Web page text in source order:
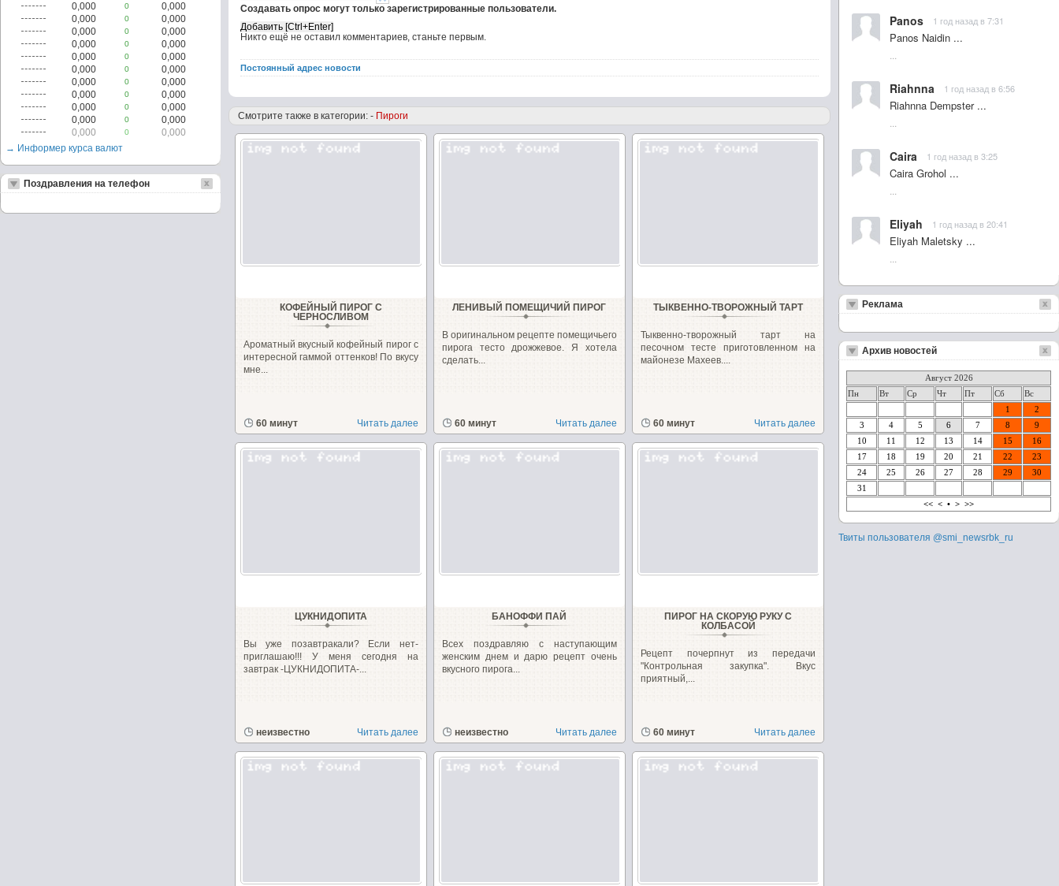
Создавать опрос могут только зарегистрированные пользователи.
Никто ещё не оставил комментариев, станьте первым.
Постоянный адрес новости
Смотрите также в категории: - Пироги
КОФЕЙНЫЙ ПИРОГ С
ЧЕРНОСЛИВОМ
Ароматный вкусный кофейный пирог с
интересной гаммой оттенков! По вкусу
мне...
60 минут Читать далее
ЛЕНИВЫЙ ПОМЕЩИЧИЙ ПИРОГ
В оригинальном рецепте помещичьего
пирога тесто дрожжевое. Я хотела
сделать...
60 минут Читать далее
ТЫКВЕННО-ТВОРОЖНЫЙ ТАРТ
Тыквенно-творожный тарт на
песочном тесте приготовленном на
майонезе Махеев....
60 минут Читать далее
ЦУКНИДОПИТА
Вы уже позавтракали? Если нет-
приглашаю!!! У меня сегодня на
завтрак -ЦУКНИДОПИТА-...
неизвестно Читать далее
БАНОФФИ ПАЙ
Всех поздравляю с наступающим
женским днем и дарю рецепт очень
вкусного пирога...
неизвестно Читать далее
ПИРОГ НА СКОРУЮ РУКУ С
КОЛБАСОЙ
Рецепт почерпнут из передачи
"Контрольная закупка". Вкус
приятный,...
60 минут Читать далее
0,000
0
0,000
0,000
0
0,000
0,000
0
0,000
0,000
0
0,000
0,000
0
0,000
0,000
0
0,000
0,000
0
0,000
0,000
0
0,000
0,000
0
0,000
0,000
0
0,000
0,000
0
0,000
→ Информер курса валют
Поздравления на телефон
Panos 1 год назад в 7:31
Panos Naidin ...
Riahnna 1 год назад в 6:56
Riahnna Dempster ...
Caira 1 год назад в 3:25
Caira Grohol ...
Eliyah 1 год назад в 20:41
Eliyah Maletsky ...
Реклама
Архив новостей
Август 2026
Пн
Вт Ср Чт Пт Сб
Вс
1
2
3
4 5 6 7 8
9
10
11 12 13 14 15
16
17
18 19 20 21 22
23
24
25 26 27 28 29
30
31
<< < • > >>
Твиты пользователя @smi_newsrbk_ru